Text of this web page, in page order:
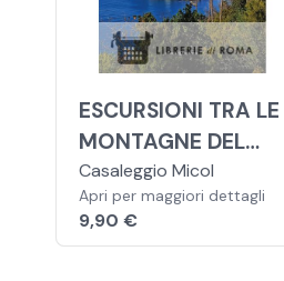
ESCURSIONI TRA LE
MONTAGNE DEL
MARE. 17 ITINERARI
IN LIGURIA
Casaleggio Micol
Apri per maggiori dettagli
9,90 €